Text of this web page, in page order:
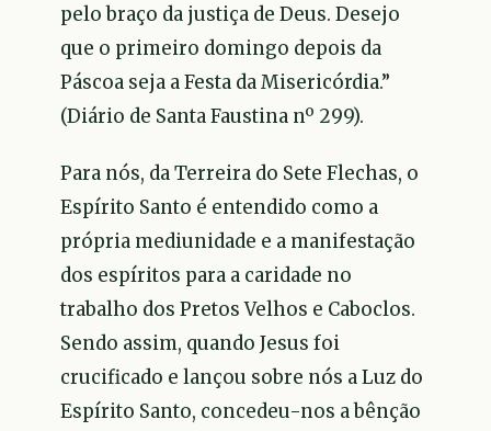
pelo braço da justiça de Deus. Desejo
que o primeiro domingo depois da
Páscoa seja a Festa da Misericórdia.”
(Diário de Santa Faustina nº 299).
Para nós, da Terreira do Sete Flechas, o
Espírito Santo é entendido como a
própria mediunidade e a manifestação
dos espíritos para a caridade no
trabalho dos Pretos Velhos e Caboclos.
Sendo assim, quando Jesus foi
crucificado e lançou sobre nós a Luz do
Espírito Santo, concedeu-nos a bênção